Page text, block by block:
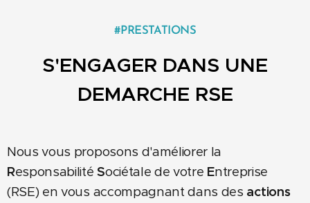
#PRESTATIONS
S'ENGAGER DANS UNE
DEMARCHE RSE
Nous vous proposons d'améliorer la
ResponsabilitéSociétale de votre Entreprise
(RSE) en vous accompagnant dans des actions